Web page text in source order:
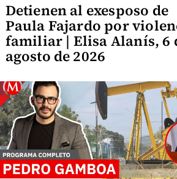
Detienen al exesposo de
Paula Fajardo por
familiar | Elisa Alanís, 6
agosto de 2026